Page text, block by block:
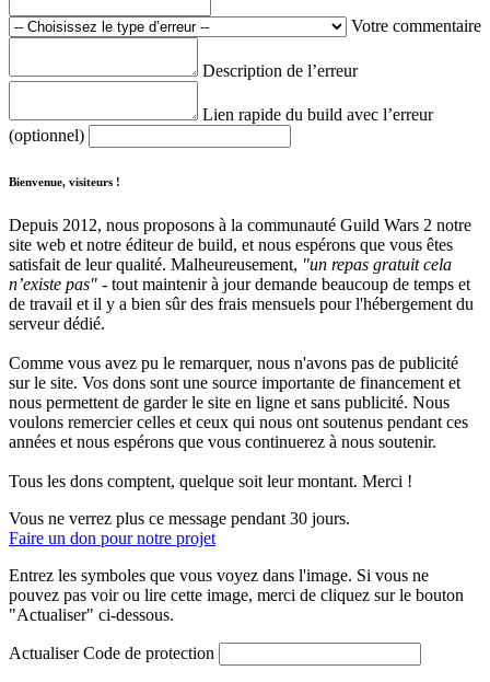
Votre commentaire
Description de l’erreur
Lien rapide du build avec l’erreur
(optionnel)
Bienvenue, visiteurs !
Depuis 2012, nous proposons à la communauté Guild Wars 2 notre
site web et notre éditeur de build, et nous espérons que vous êtes
satisfait de leur qualité. Malheureusement, "un repas gratuit cela
n’existe pas" - tout maintenir à jour demande beaucoup de temps et
de travail et il y a bien sûr des frais mensuels pour l'hébergement du
serveur dédié.
Comme vous avez pu le remarquer, nous n'avons pas de publicité
sur le site. Vos dons sont une source importante de financement et
nous permettent de garder le site en ligne et sans publicité. Nous
voulons remercier celles et ceux qui nous ont soutenus pendant ces
années et nous espérons que vous continuerez à nous soutenir.
Tous les dons comptent, quelque soit leur montant. Merci !
Vous ne verrez plus ce message pendant 30 jours.
Faire un don pour notre projet
Entrez les symboles que vous voyez dans l'image. Si vous ne
pouvez pas voir ou lire cette image, merci de cliquez sur le bouton
"Actualiser" ci-dessous.
Actualiser Code de protection